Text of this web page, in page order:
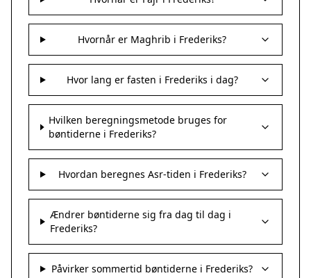
Hvornår er Maghrib i Frederiks?
Hvor lang er fasten i Frederiks i dag?
Hvilken beregningsmetode bruges for
bøntiderne i Frederiks?
Hvordan beregnes Asr-tiden i Frederiks?
Ændrer bøntiderne sig fra dag til dag i
Frederiks?
Påvirker sommertid bøntiderne i Frederiks?